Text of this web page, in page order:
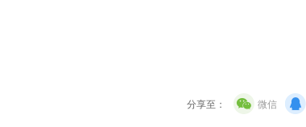
分享至： 微信